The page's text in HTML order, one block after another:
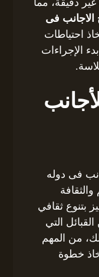
دقيقة، مما
الاجانب فى
احتياطات
الإجراءات
فى دوله
بتنوع ثقافي
التي
من المهم
خطوة